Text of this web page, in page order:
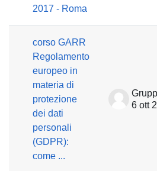
2017 - Roma
corso GARR
Regolamento
europeo in
materia di
protezione
dei dati
personali
(GDPR):
come ...
6 ott